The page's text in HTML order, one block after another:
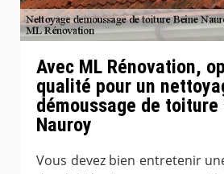
Avec ML Rénovation,
qualité pour un
démoussage de toiture
Nauroy
Vous devez bien entretenir